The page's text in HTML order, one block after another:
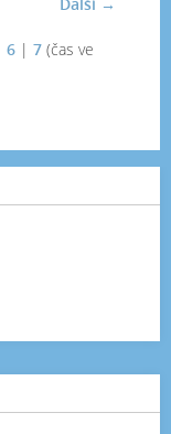
6 | 7 (čas ve